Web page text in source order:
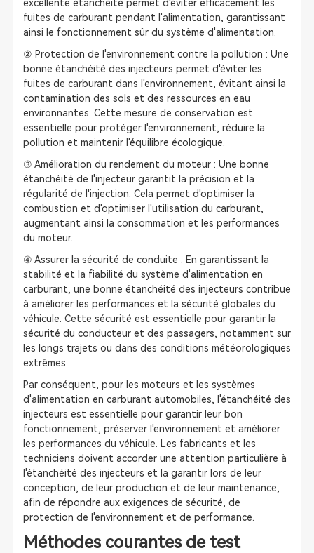
excellente étanchéité permet d'éviter efficacement les
fuites de carburant pendant l'alimentation, garantissant
ainsi le fonctionnement sûr du système d'alimentation.
② Protection de l'environnement contre la pollution : Une
bonne étanchéité des injecteurs permet d'éviter les
fuites de carburant dans l'environnement, évitant ainsi la
contamination des sols et des ressources en eau
environnantes. Cette mesure de conservation est
essentielle pour protéger l'environnement, réduire la
pollution et maintenir l'équilibre écologique.
③ Amélioration du rendement du moteur : Une bonne
étanchéité de l'injecteur garantit la précision et la
régularité de l'injection. Cela permet d'optimiser la
combustion et d'optimiser l'utilisation du carburant,
augmentant ainsi la consommation et les performances
du moteur.
④ Assurer la sécurité de conduite : En garantissant la
stabilité et la fiabilité du système d'alimentation en
carburant, une bonne étanchéité des injecteurs contribue
à améliorer les performances et la sécurité globales du
véhicule. Cette sécurité est essentielle pour garantir la
sécurité du conducteur et des passagers, notamment sur
les longs trajets ou dans des conditions météorologiques
extrêmes.
Par conséquent, pour les moteurs et les systèmes
d'alimentation en carburant automobiles, l'étanchéité des
injecteurs est essentielle pour garantir leur bon
fonctionnement, préserver l'environnement et améliorer
les performances du véhicule. Les fabricants et les
techniciens doivent accorder une attention particulière à
l'étanchéité des injecteurs et la garantir lors de leur
conception, de leur production et de leur maintenance,
afin de répondre aux exigences de sécurité, de
protection de l'environnement et de performance.
Méthodes courantes de test